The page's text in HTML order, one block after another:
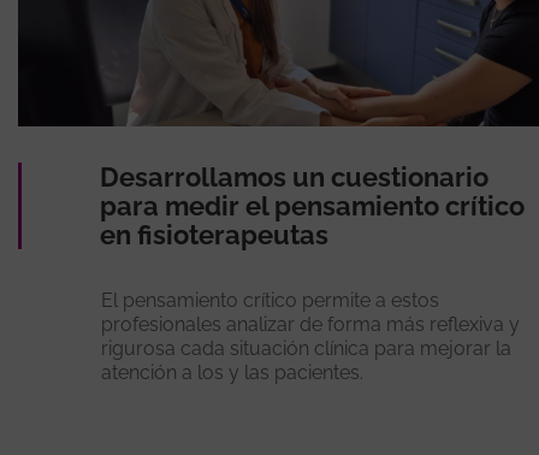
Desarrollamos un cuestionario
para medir el pensamiento crítico
en fisioterapeutas
El pensamiento crítico permite a estos
profesionales analizar de forma más reflexiva y
rigurosa cada situación clínica para mejorar la
atención a los y las pacientes.